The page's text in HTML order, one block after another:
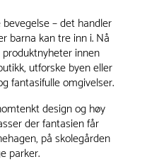
– det handler
barna kan tre inn i. Nå
innen
utforske byen eller
fantasifulle omgivelser.
design og høy
der fantasien får
på skolegården
parker.